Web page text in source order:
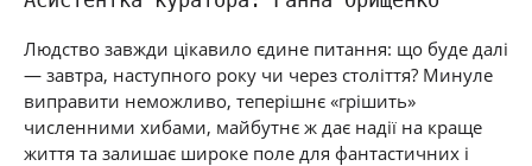
Людство завжди цікавило єдине питання: що буде далі
— завтра, наступного року чи через століття? Минуле
виправити неможливо, теперішнє «грішить»
численними хибами, майбутнє ж дає надії на краще
життя та залишає широке поле для фантастичних і